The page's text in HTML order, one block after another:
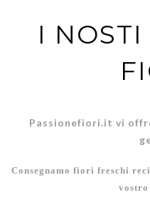
I
Passionefiori.it vi
Consegnamo fiori freschi